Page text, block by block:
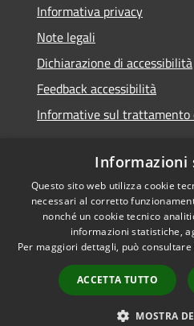
Informativa privacy
Note legali
Dichiarazione di accessibilità
Feedback accessibilità
Informative sul trattamento
RSS
Accessibilità
Cookie
Mappa del sito
Informativa trattamento
Informazioni
Questo sito web utilizza cookie
necessari al corretto
nonché un cookie tecnico
informazioni statistiche,
Per maggiori dettagli, può
ACCETTA TUTTO
MOSTRA